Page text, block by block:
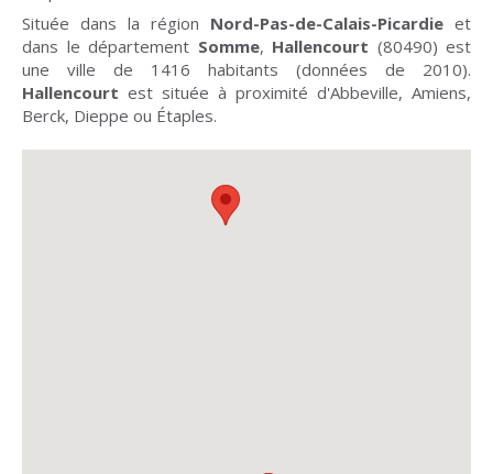
Située dans la région Nord-Pas-de-Calais-Picardie et
dans le département Somme, Hallencourt (80490) est
une ville de 1416 habitants (données de 2010).
Hallencourt est située à proximité d'Abbeville, Amiens,
Berck, Dieppe ou Étaples.